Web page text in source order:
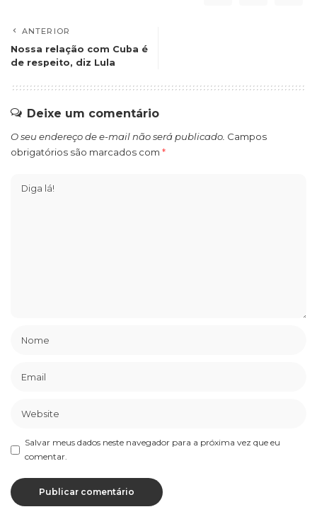
ANTERIOR
Nossa relação com Cuba é
de respeito, diz Lula
Deixe um comentário
O seu endereço de e-mail não será publicado. Campos
obrigatórios são marcados com *
Salvar meus dados neste navegador para a próxima vez que eu
comentar.